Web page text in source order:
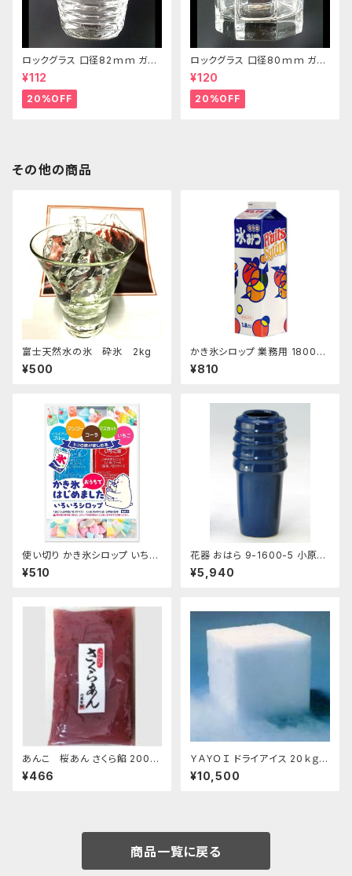
ロックグラス 口径82ｍｍ ガラ
ス製 250cc
¥112
20%OFF
ロックグラス 口径80ｍｍ ガラ
ス製 220cc
¥120
20%OFF
その他の商品
富士天然水の氷 砕氷 2kg
¥500
かき氷シロップ 業務用 1800ｍ
L ハニー製 1.8Lパック
¥810
使い切り かき氷シロップ いちご
ハワイアンブルー マンゴー マス
カット コーラ 35mL各1袋5種類
¥510
花器 おはら 9-1600-5 小原投
入 ナマコ 花瓶 フラワーベース
¥5,940
あんこ 桜あん さくら餡 200ｇ
老舗 あんこ屋のこだわり餡【ク
リックポスト便】
¥466
ＹＡＹＯＩ ドライアイス 20ｋｇ
おすすめ
¥10,500
商品一覧に戻る